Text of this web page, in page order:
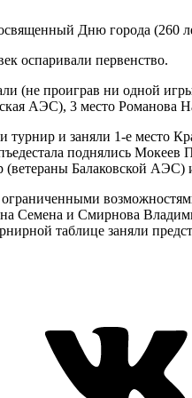
Дню города (260
оспаривали первенство.
(не проиграв ни одной
АЭС), 3 место Романова
и заняли 1-е место
поднялись
(ветераны Балаковской
Семена и Смирнова
таблице заняли